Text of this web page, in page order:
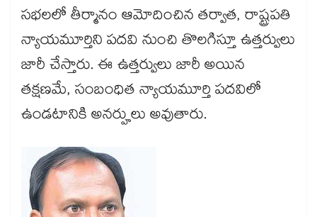
సభలలో తీర్మానం ఆమోదించిన తర్వాత, రాష్ట్రపతి
న్యాయమూర్తిని పదవి నుంచి తొలగిస్తూ ఉత్తర్వులు
జారీ చేస్తారు. ఈ ఉత్తర్వులు జారీ అయిన
తక్షణమే, సంబంధిత న్యాయమూర్తి పదవిలో
ఉండటానికి అనర్హులు అవుతారు.